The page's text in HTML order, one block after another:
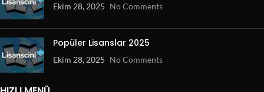
Ekim 28, 2025 No Comments
Popüler Lisanslar 2025
Ekim 28, 2025 No Comments